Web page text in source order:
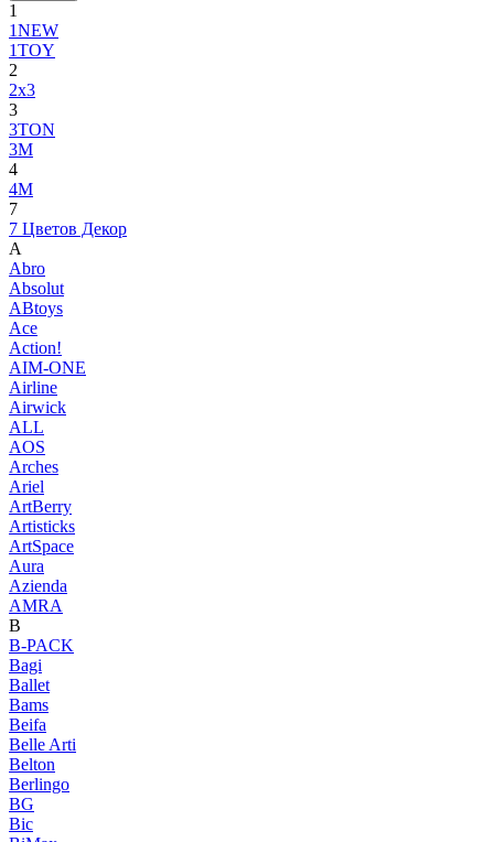
1
1NEW
1TOY
2
2x3
3
3TON
3М
4
4M
7
7 Цветов Декор
A
Abro
Absolut
ABtoys
Ace
Action!
AIM-ONE
Airline
Airwick
ALL
AOS
Arches
Ariel
ArtBerry
Artisticks
ArtSpace
Aura
Azienda
AМRA
B
B-PACK
Bagi
Ballet
Bams
Beifa
Belle Arti
Belton
Berlingo
BG
Bic